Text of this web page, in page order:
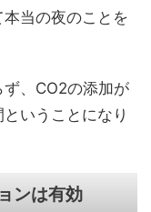
当の夜のことを
、CO2の添加が
いうことになり
ンは有効